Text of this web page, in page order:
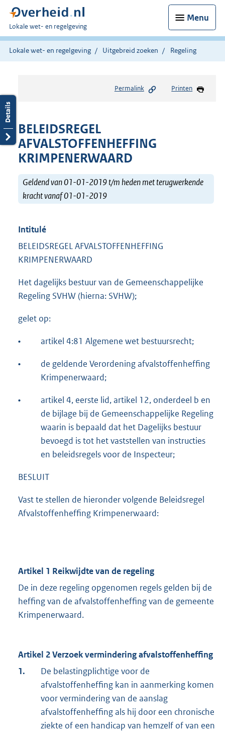
Menu
U
bent
hier:
Lokale wet- en regelgeving
Lokale wet- en regelgeving Uitgebreid zoeken Regeling
Permalink Printen
BELEIDSREGEL
AFVALSTOFFENHEFFING
KRIMPENERWAARD
Geldend van 01-01-2019 t/m heden met terugwerkende
kracht vanaf 01-01-2019
Intitulé
BELEIDSREGEL AFVALSTOFFENHEFFING
KRIMPENERWAARD
Het dagelijks bestuur van de Gemeenschappelijke
Regeling SVHW (hierna: SVHW);
gelet op:
• artikel 4:81 Algemene wet bestuursrecht;
•
de geldende Verordening afvalstoffenheffing
Krimpenerwaard;
•
artikel 4, eerste lid, artikel 12, onderdeel b en
de bijlage bij de Gemeenschappelijke Regeling
waarin is bepaald dat het Dagelijks bestuur
bevoegd is tot het vaststellen van instructies
en beleidsregels voor de Inspecteur;
BESLUIT
Vast te stellen de hieronder volgende Beleidsregel
Afvalstoffenheffing Krimpenerwaard:
Artikel 1 Reikwijdte van de regeling
De in deze regeling opgenomen regels gelden bij de
heffing van de afvalstoffenheffing van de gemeente
Krimpenerwaard.
Artikel 2 Verzoek vermindering afvalstoffenheffing
1.
De belastingplichtige voor de
afvalstoffenheffing kan in aanmerking komen
voor vermindering van de aanslag
afvalstoffenheffing als hij door een chronische
ziekte of een handicap van hemzelf of van een